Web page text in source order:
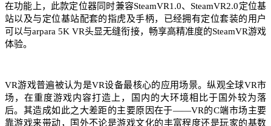
在功能上，此款定位器同时兼容SteamVR1.0、SteamVR2.0定位基
站以及与定位基站配套的指虎及手柄，已经拥有定位套装的用户
可以与arpara 5K VR头显无缝衔接，畅享高精准度的SteamVR游戏
体验。
VR游戏普遍被认为是VR设备最核心的应用场景。纵观全球VR市
场，在重度游戏内容打造上，国内的大环境相比于国外较为落
后。其造成如此之大差距的主要原因在于——VR的C端市场主要
靠游戏来带动，国外不论是游戏文化的丰富程度还是玩家的基数